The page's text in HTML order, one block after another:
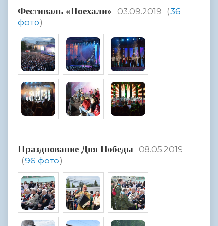
Фестиваль «Поехали» 03.09.2019 (36
фото)
Празднование Дня Победы 08.05.2019
(96 фото)